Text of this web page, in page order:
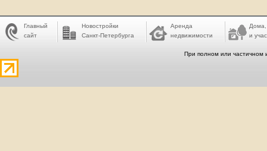
Главный
сайт
Новостройки
Санкт-Петербурга
Аренда
недвижимости
Дома,
и
При полном или частичном